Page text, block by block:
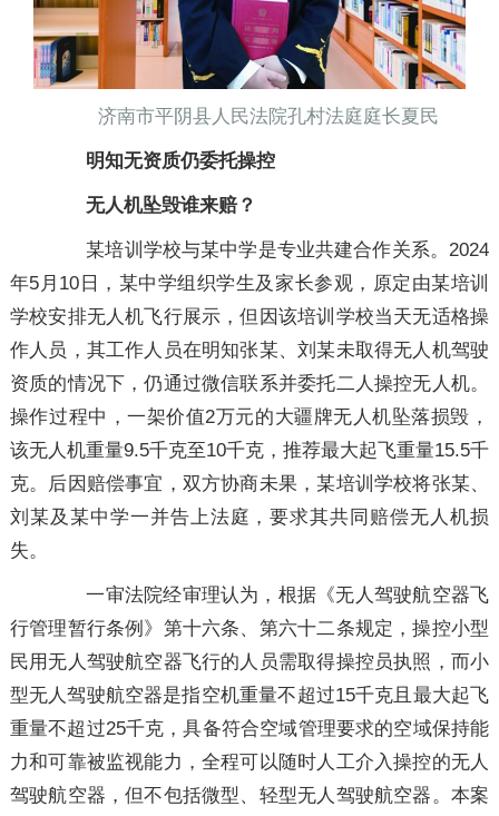
济南市平阴县人民法院孔村法庭庭长夏民
明知无资质仍委托操控
无人机坠毁谁来赔？
某培训学校与某中学是专业共建合作关系。2024
年5月10日，某中学组织学生及家长参观，原定由某培训
学校安排无人机飞行展示，但因该培训学校当天无适格操
作人员，其工作人员在明知张某、刘某未取得无人机驾驶
资质的情况下，仍通过微信联系并委托二人操控无人机。
操作过程中，一架价值2万元的大疆牌无人机坠落损毁，
该无人机重量9.5千克至10千克，推荐最大起飞重量15.5千
克。后因赔偿事宜，双方协商未果，某培训学校将张某、
刘某及某中学一并告上法庭，要求其共同赔偿无人机损
失。
一审法院经审理认为，根据《无人驾驶航空器飞
行管理暂行条例》第十六条、第六十二条规定，操控小型
民用无人驾驶航空器飞行的人员需取得操控员执照，而小
型无人驾驶航空器是指空机重量不超过15千克且最大起飞
重量不超过25千克，具备符合空域管理要求的空域保持能
力和可靠被监视能力，全程可以随时人工介入操控的无人
驾驶航空器，但不包括微型、轻型无人驾驶航空器。本案